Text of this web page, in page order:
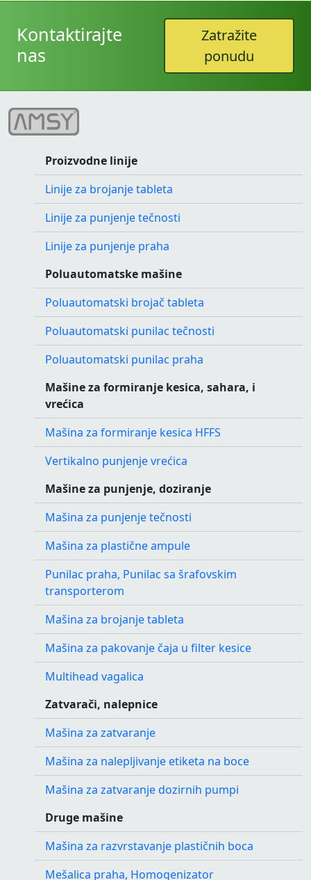
Kontaktirajte
nas
Zatražite
ponudu
Proizvodne linije
Linije za brojanje tableta
Linije za punjenje tečnosti
Linije za punjenje praha
Poluautomatske mašine
Poluautomatski brojač tableta
Poluautomatski punilac tečnosti
Poluautomatski punilac praha
Mašine za formiranje kesica, sahara, i
vrećica
Mašina za formiranje kesica HFFS
Vertikalno punjenje vrećica
Mašine za punjenje, doziranje
Mašina za punjenje tečnosti
Mašina za plastične ampule
Punilac praha, Punilac sa šrafovskim
transporterom
Mašina za brojanje tableta
Mašina za pakovanje čaja u filter kesice
Multihead vagalica
Zatvarači, nalepnice
Mašina za zatvaranje
Mašina za nalepljivanje etiketa na boce
Mašina za zatvaranje dozirnih pumpi
Druge mašine
Mašina za razvrstavanje plastičnih boca
Mešalica praha, Homogenizator